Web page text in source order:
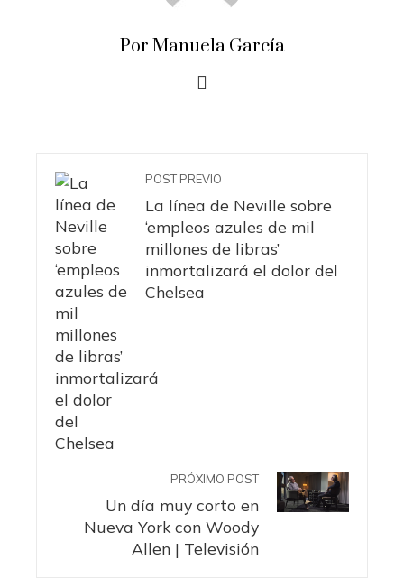
Por Manuela García
POST PREVIO
La línea de Neville sobre
‘empleos azules de mil
millones de libras’
inmortalizará el dolor del
Chelsea
PRÓXIMO POST
Un día muy corto en
Nueva York con Woody
Allen | Televisión